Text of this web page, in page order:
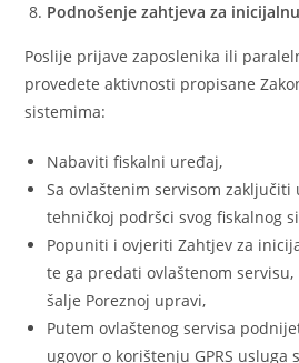
Podnošenje zahtjeva za
Poslije prijave zaposlenika ili
provedete aktivnosti propisane
sistemima:
Nabaviti fiskalni uređaj,
Sa ovlaštenim servisom
tehničkoj podršci svog fiskalnog
Popuniti i ovjeriti Zahtjev za
te ga predati ovlaštenom
šalje Poreznoj upravi,
Putem ovlaštenog servisa
ugovor o korištenju GPRS usluga